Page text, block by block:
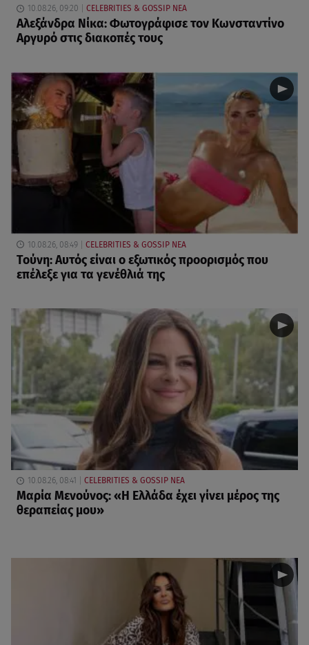
10.08.26, 09:20 CELEBRITIES & GOSSIP ΝΕΑ
Αλεξάνδρα Νίκα: Φωτογράφισε τον Κωνσταντίνο
Αργυρό στις διακοπές τους
10.08.26, 08:49 CELEBRITIES & GOSSIP ΝΕΑ
Τούνη: Αυτός είναι ο εξωτικός προορισμός που
επέλεξε για τα γενέθλιά της
10.08.26, 08:41 CELEBRITIES & GOSSIP ΝΕΑ
Μαρία Μενούνος: «Η Ελλάδα έχει γίνει μέρος της
θεραπείας μου»